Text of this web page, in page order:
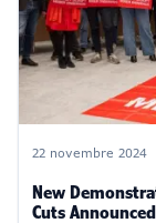
22 novembre 2024
New
Cuts